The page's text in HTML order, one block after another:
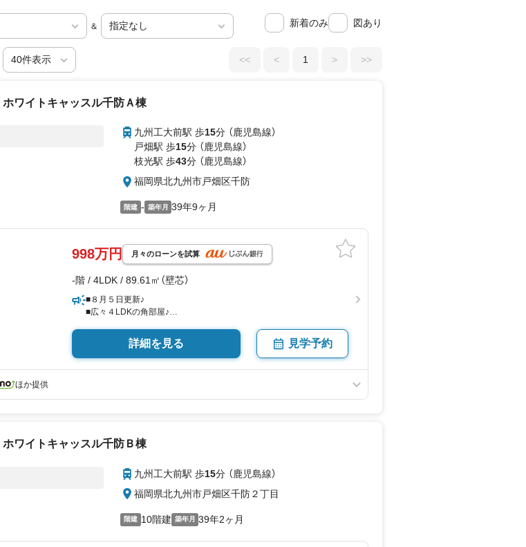
＆ 新着のみ 図あり
<< < 1 > >>
ホワイトキャッスル千防Ａ棟
九州工大前駅 歩15分 （鹿児島線）
戸畑駅 歩15分 （鹿児島線）
枝光駅 歩43分 （鹿児島線）
福岡県北九州市戸畑区千防
階建 - 築年月 39年9ヶ月
998万円 月々のローンを試算
-階 / 4LDK / 89.61㎡（壁芯）
■８月５日更新♪
■広々４LDKの角部屋♪
詳細を見る 見学予約
ほか提供
ホワイトキャッスル千防Ｂ棟
九州工大前駅 歩15分 （鹿児島線）
福岡県北九州市戸畑区千防２丁目
階建 10階建 築年月 39年2ヶ月